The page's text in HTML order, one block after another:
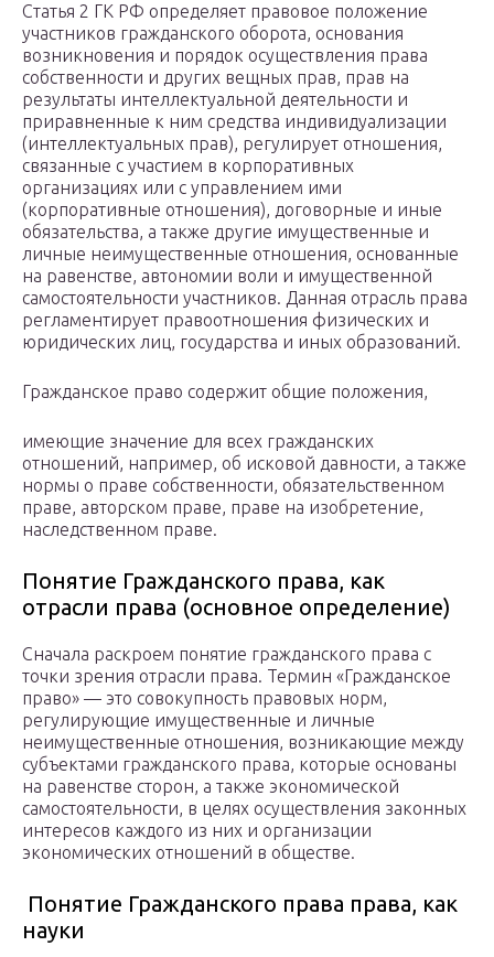
Статья 2 ГК РФ определяет правовое положение
участников гражданского оборота, основания
возникновения и порядок осуществления права
собственности и других вещных прав, прав на
результаты интеллектуальной деятельности и
приравненные к ним средства индивидуализации
(интеллектуальных прав), регулирует отношения,
связанные с участием в корпоративных
организациях или с управлением ими
(корпоративные отношения), договорные и иные
обязательства, а также другие имущественные и
личные неимущественные отношения, основанные
на равенстве, автономии воли и имущественной
самостоятельности участников. Данная отрасль права
регламентирует правоотношения физических и
юридических лиц, государства и иных образований.
Гражданское право содержит общие положения,
имеющие значение для всех гражданских
отношений, например, об исковой давности, а также
нормы о праве собственности, обязательственном
праве, авторском праве, праве на изобретение,
наследственном праве.
Понятие Гражданского права, как
отрасли права (основное определение)
Сначала раскроем понятие гражданского права с
точки зрения отрасли права. Термин «Гражданское
право» — это совокупность правовых норм,
регулирующие имущественные и личные
неимущественные отношения, возникающие между
субъектами гражданского права, которые основаны
на равенстве сторон, а также экономической
самостоятельности, в целях осуществления законных
интересов каждого из них и организации
экономических отношений в обществе.
Понятие Гражданского права права, как
науки